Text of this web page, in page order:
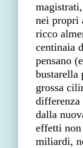
nei propri
ricco
centinaia
pensano
bustarella
grossa
dalla
effetti non
miliardi,